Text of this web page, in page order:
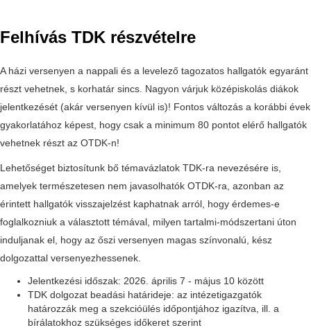
Felhívás TDK részvételre
A házi versenyen a nappali és a levelező tagozatos hallgatók egyaránt
részt vehetnek, s korhatár sincs. Nagyon várjuk középiskolás diákok
jelentkezését (akár versenyen kívül is)! Fontos változás a korábbi évek
gyakorlatához képest, hogy csak a minimum 80 pontot elérő hallgatók
vehetnek részt az OTDK-n!
Lehetőséget biztosítunk bő témavázlatok TDK-ra nevezésére is,
amelyek természetesen nem javasolhatók OTDK-ra, azonban az
érintett hallgatók visszajelzést kaphatnak arról, hogy érdemes-e
foglalkozniuk a választott témával, milyen tartalmi-módszertani úton
induljanak el, hogy az őszi versenyen magas színvonalú, kész
dolgozattal versenyezhessenek.
Jelentkezési időszak: 2026. április 7 - május 10 között
TDK dolgozat beadási határideje: az intézetigazgatók
határozzák meg a szekcióülés időpontjához igazítva, ill. a
bírálatokhoz szükséges időkeret szerint